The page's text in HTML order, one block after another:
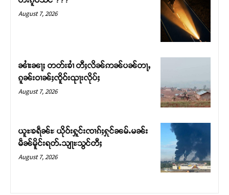
တႃႇႁႂ်ႈသဵင်ၵၢင်ၸႂ်ၵူၼ်းမိူင်း ၵူႈတီႈၵူႈလႅၼ်ပေႃးတေၸွ
တ်ႇ တူဝ်ႈလုမ်ႈၾႃႉၼၼ်ႉ ၶဝ်ႈႁူမ်ႈၵမ်ႉထႅမ် ၸုမ်းၶၢ
ဝ်ႇၽူႈတွႆႇႁွၵ်ႈ လႆႈယူႇၶႃႈဢေႃႈ။
August 7, 2026
ၼၢႆးၼႃႈ တတ်းၶၢႆ တီႈလိၼ်ဢၼ်ပၼ်တႃႇ
ၵူၼ်းဝၢၼ်ႈၸိူဝ်းၺႃးလိုပ်ႈ
August 7, 2026
ယူႊၶရဵၼ်ႊ ယိုဝ်းႁူင်းၸၢၵ်ႈႁုင်ၼမ်ႉမၼ်း
မဵၼ်မိူင်းရတ်ႉသျႃႊသွင်တီႈ
August 7, 2026